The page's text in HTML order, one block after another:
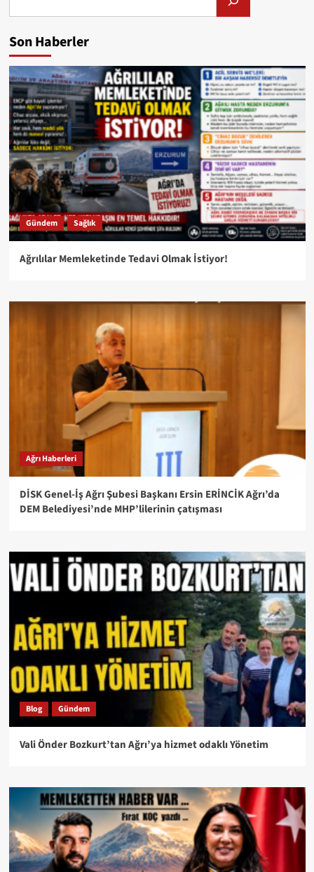
Son Haberler
Gündem Sağlık
Ağrılılar Memleketinde Tedavi Olmak İstiyor!
Ağrı Haberleri
DİSK Genel-İş Ağrı Şubesi Başkanı Ersin ERİNCİK Ağrı’da
DEM Belediyesi’nde MHP’lilerinin çatışması
Blog Gündem
Vali Önder Bozkurt’tan Ağrı’ya hizmet odaklı Yönetim